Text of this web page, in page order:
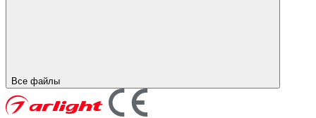
Все файлы